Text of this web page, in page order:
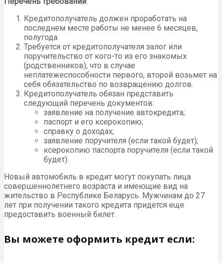
Кредитополучатель должен проработать на
последнем месте работы не менее 6 месяцев,
полугода.
Требуется от кредитополучателя залог или
поручительство от кого-то из его знакомых
(родственников), что в случае
неплатежеспособности первого, второй возьмет на
себя обязательство по возвращению долгов.
Кредитополучатель обязан представить
следующий перечень документов:
заявление на получение автокредита;
паспорт и его ксерокопию;
справку о доходах;
заявление поручителя (если такой будет);
ксерокопию паспорта поручителя (если такой
будет).
Новый автомобиль в кредит могут покупать лица
совершеннолетнего возраста и имеющие вид на
жительство в Республике Беларусь. Мужчинам до 27
лет при получении такого кредита придется еще
предоставить военный билет.
Вы можете оформить кредит если: